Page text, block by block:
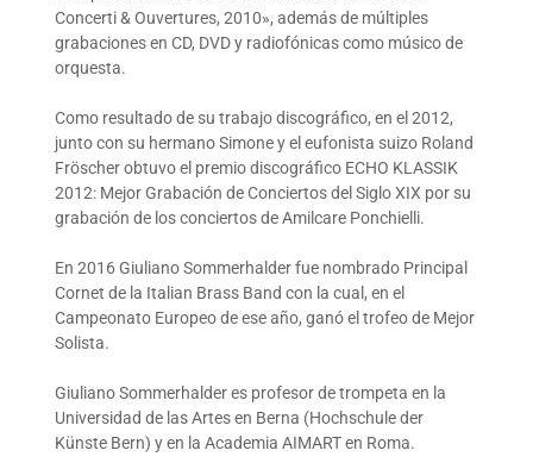
Concerti & Ouvertures, 2010», además de múltiples
grabaciones en CD, DVD y radiofónicas como músico de
orquesta.
Como resultado de su trabajo discográfico, en el 2012,
junto con su hermano Simone y el eufonista suizo Roland
Fröscher obtuvo el premio discográfico ECHO KLASSIK
2012: Mejor Grabación de Conciertos del Siglo XIX por su
grabación de los conciertos de Amilcare Ponchielli.
En 2016 Giuliano Sommerhalder fue nombrado Principal
Cornet de la Italian Brass Band con la cual, en el
Campeonato Europeo de ese año, ganó el trofeo de Mejor
Solista.
Giuliano Sommerhalder es profesor de trompeta en la
Universidad de las Artes en Berna (Hochschule der
Künste Bern) y en la Academia AIMART en Roma.